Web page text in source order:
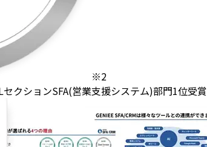
※2
クションSFA(営業支援システム)部門1位受賞